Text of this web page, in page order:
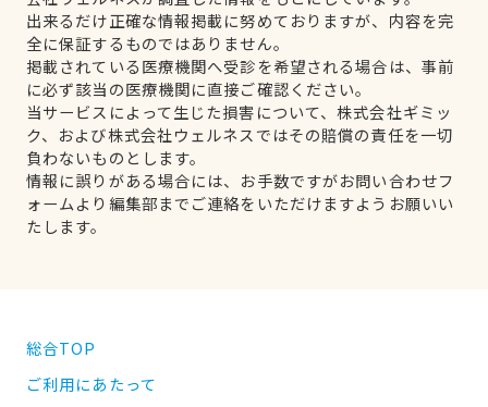
出来るだけ正確な情報掲載に努めておりますが、内容を完
全に保証するものではありません。
掲載されている医療機関へ受診を希望される場合は、事前
に必ず該当の医療機関に直接ご確認ください。
当サービスによって生じた損害について、株式会社ギミッ
ク、および株式会社ウェルネスではその賠償の責任を一切
負わないものとします。
情報に誤りがある場合には、お手数ですがお問い合わせフ
ォームより編集部までご連絡をいただけますようお願いい
たします。
総合TOP
ご利用にあたって